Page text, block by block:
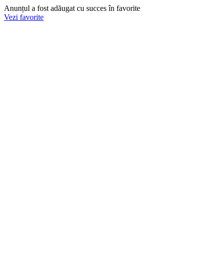
Anunțul a fost adăugat cu succes în favorite
Vezi favorite